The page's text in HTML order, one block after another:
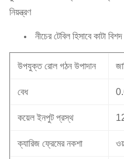
নিয়ন্ত্রণ
নীচের টেবিল হিসাবে কাটা
উপযুক্ত রোল গঠন উপাদান
বেধ
কয়েল ইনপুট প্রস্থ
ক্যারিজ ফ্রেমের নকশা